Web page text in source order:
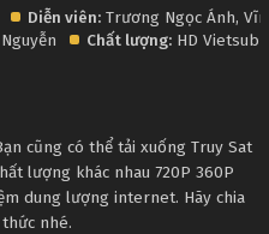
Diễn viên: Trương Ngọc Ánh, Vĩnh
Chất lượng: HD Vietsub
cũng có thể tải xuống Truy Sat
lượng khác nhau 720P 360P
dung lượng internet. Hãy chia
nhé.